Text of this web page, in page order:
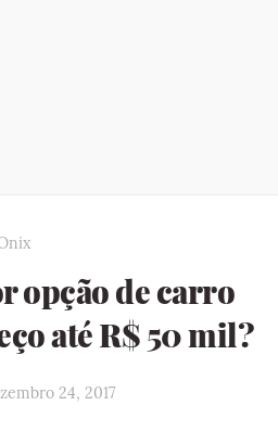
opção de carro
até R$ 50 mil?
24, 2017